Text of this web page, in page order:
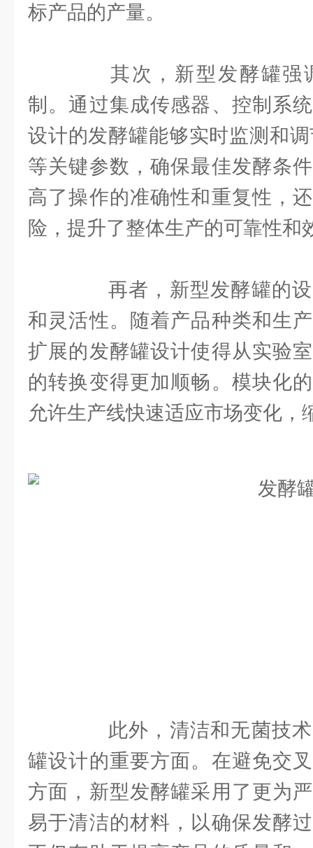
标产品的产量。
其次，新型发酵罐强
制。通过集成传感器、控制系
设计的发酵罐能够实时监测和
等关键参数，确保最佳发酵条
高了操作的准确性和重复性，
险，提升了整体生产的可靠性和
再者，新型发酵罐的设
和灵活性。随着产品种类和生
扩展的发酵罐设计使得从实验
的转换变得更加顺畅。模块化
允许生产线快速适应市场变化，
此外，清洁和无菌技术
罐设计的重要方面。在避免交
方面，新型发酵罐采用了更为
易于清洁的材料，以确保发酵